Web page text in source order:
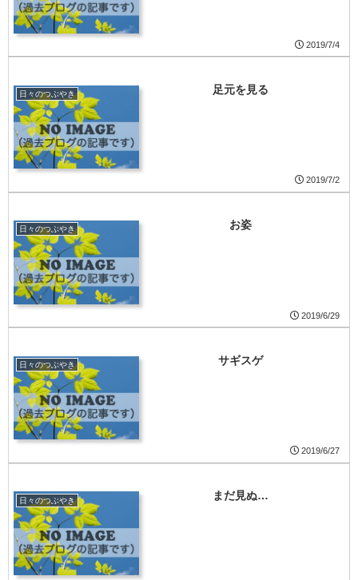
2019/7/4
日々のつぶやき 足元を見る
2019/7/2
日々のつぶやき お姿
2019/6/29
日々のつぶやき サギスゲ
2019/6/27
日々のつぶやき まだ見ぬ…